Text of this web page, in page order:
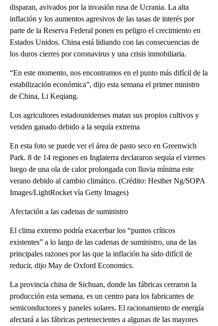
disparan, avivados por la invasión rusa de Ucrania. La alta
inflación y los aumentos agresivos de las tasas de interés por
parte de la Reserva Federal ponen en peligro el crecimiento en
Estados Unidos. China está lidiando con las consecuencias de
los duros cierres por coronavirus y una crisis inmobiliaria.
“En este momento, nos encontramos en el punto más difícil de la
estabilización económica”, dijo esta semana el primer ministro
de China, Li Keqiang.
Los agricultores estadounidenses matan sus propios cultivos y
venden ganado debido a la sequía extrema
En esta foto se puede ver el área de pasto seco en Greenwich
Park. 8 de 14 regiones en Inglaterra declararon sequía el viernes
luego de una ola de calor prolongada con lluvia mínima este
verano debido al cambio climático. (Crédito: Hesther Ng/SOPA
Images/LightRocket vía Getty Images)
Afectación a las cadenas de suministro
El clima extremo podría exacerbar los “puntos críticos
existentes” a lo largo de las cadenas de suministro, una de las
principales razones por las que la inflación ha sido difícil de
reducir, dijo May de Oxford Economics.
La provincia china de Sichuan, donde las fábricas cerraron la
producción esta semana, es un centro para los fabricantes de
semiconductores y paneles solares. El racionamiento de energía
afectará a las fábricas pertenecientes a algunas de las mayores